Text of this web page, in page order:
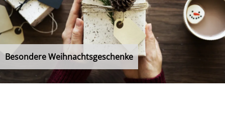
Besondere Weihnachtsgeschenke